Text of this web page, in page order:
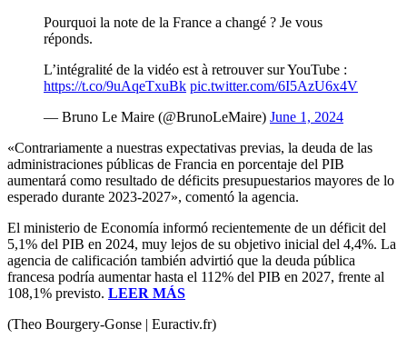
Pourquoi la note de la France a changé ? Je vous
réponds.
L’intégralité de la vidéo est à retrouver sur YouTube :
https://t.co/9uAqeTxuBk pic.twitter.com/6I5AzU6x4V
— Bruno Le Maire (@BrunoLeMaire) June 1, 2024
«Contrariamente a nuestras expectativas previas, la deuda de las
administraciones públicas de Francia en porcentaje del PIB
aumentará como resultado de déficits presupuestarios mayores de lo
esperado durante 2023-2027», comentó la agencia.
El ministerio de Economía informó recientemente de un déficit del
5,1% del PIB en 2024, muy lejos de su objetivo inicial del 4,4%. La
agencia de calificación también advirtió que la deuda pública
francesa podría aumentar hasta el 112% del PIB en 2027, frente al
108,1% previsto. LEER MÁS
(Theo Bourgery-Gonse | Euractiv.fr)